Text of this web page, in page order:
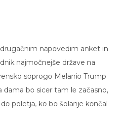
napovedim anket in
najmočnejše države na
soprogo Melanio Trump
dama bo sicer tam le začasno,
poletja, ko bo šolanje končal